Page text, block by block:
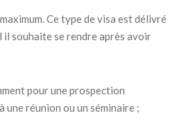
Ce type de visa est délivré
il souhaite se rendre après avoir
pour une prospection
réunion ou un séminaire ;